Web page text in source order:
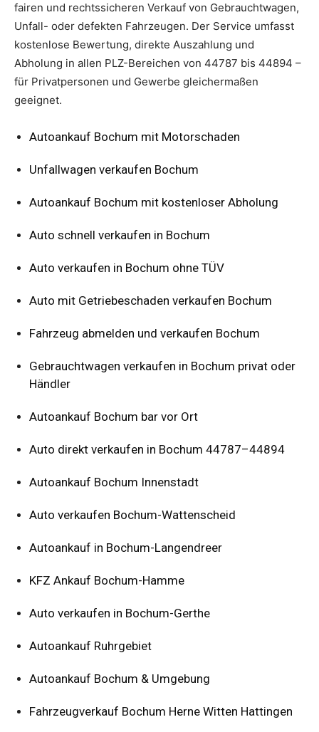
fairen und rechtssicheren Verkauf von Gebrauchtwagen,
Unfall- oder defekten Fahrzeugen. Der Service umfasst
kostenlose Bewertung, direkte Auszahlung und
Abholung in allen PLZ-Bereichen von 44787 bis 44894 –
für Privatpersonen und Gewerbe gleichermaßen
geeignet.
Autoankauf Bochum mit Motorschaden
Unfallwagen verkaufen Bochum
Autoankauf Bochum mit kostenloser Abholung
Auto schnell verkaufen in Bochum
Auto verkaufen in Bochum ohne TÜV
Auto mit Getriebeschaden verkaufen Bochum
Fahrzeug abmelden und verkaufen Bochum
Gebrauchtwagen verkaufen in Bochum privat oder
Händler
Autoankauf Bochum bar vor Ort
Auto direkt verkaufen in Bochum 44787–44894
Autoankauf Bochum Innenstadt
Auto verkaufen Bochum-Wattenscheid
Autoankauf in Bochum-Langendreer
KFZ Ankauf Bochum-Hamme
Auto verkaufen in Bochum-Gerthe
Autoankauf Ruhrgebiet
Autoankauf Bochum & Umgebung
Fahrzeugverkauf Bochum Herne Witten Hattingen